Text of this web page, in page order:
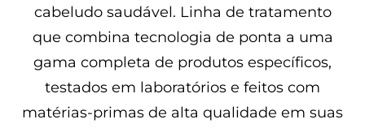
cabeludo saudável. Linha de tratamento
que combina tecnologia de ponta a uma
gama completa de produtos específicos,
testados em laboratórios e feitos com
matérias-primas de alta qualidade em suas